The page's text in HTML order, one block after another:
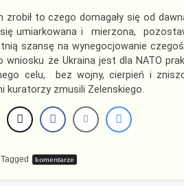
zrobił to czego domagały się od
umiarkowana i mierzona,
szansę na wynegocjowanie
że Ukraina jest dla NATO
celu, bez wojny, cierpień i
kuratorzy zmusili Zelenskiego.
Tagged komentarze